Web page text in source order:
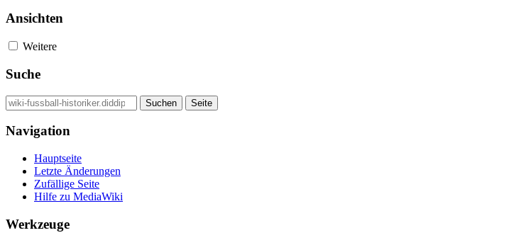
Ansichten
Weitere
Suche
Navigation
Hauptseite
Letzte Änderungen
Zufällige Seite
Hilfe zu MediaWiki
Werkzeuge